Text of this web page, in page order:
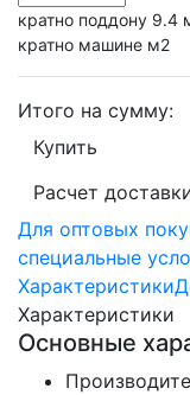
кратно поддону 9.4
кратно машине м2
Итого на сумму:
Купить
Расчет
Для оптовых
специальные
Характеристики
Характеристики
Основные